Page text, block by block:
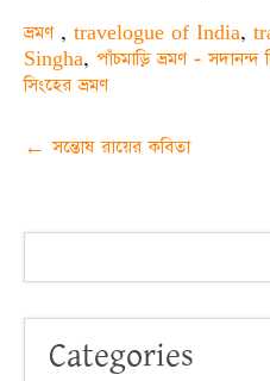
ভ্রমণ , travelogue of India,
Singha, পাঁচমাড়ি ভ্রমণ - সদানন্দ
সিংহের ভ্রমণ
Post
← সন্তোষ রায়ের কবিতা
Categories